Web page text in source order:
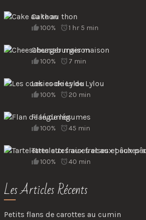
Cake au thon
100% 1 hr 5 min
Cheeseburger maison
100% 7 min
Les cookies de Lylou
100% 20 min
Flan de légumes
100% 45 min
Tartelettes aux fraises et aux
100% 40 min
Les Articles Récents
Petits flans de carottes au cumin